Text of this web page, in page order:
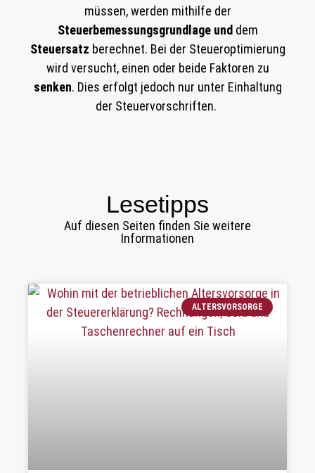
müssen, werden mithilfe der
Steuerbemessungsgrundlage und dem
Steuersatz berechnet. Bei der Steueroptimierung
wird versucht, einen oder beide Faktoren zu
senken. Dies erfolgt jedoch nur unter Einhaltung
der Steuervorschriften.
Lesetipps
Auf diesen Seiten finden Sie weitere
Informationen
ALTERSVORSORGE